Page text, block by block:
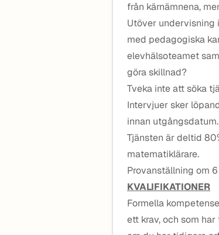
från kärnämnena,
Utöver
med pedagogiska
elevhälsoteamet
göra skillnad?
Tveka inte att söka
Intervjuer sker
innan utgångsdatum.
Tjänsten är deltid
matematiklärare.
Provanställning om
KVALIFIKATIONER
Formella
ett krav, och som